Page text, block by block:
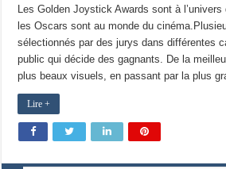
Les Golden Joystick Awards sont à
les Oscars sont au monde du
sélectionnés par des jurys dans différentes
public qui décide des gagnants. De la
plus beaux visuels, en passant par la plus
Lire +